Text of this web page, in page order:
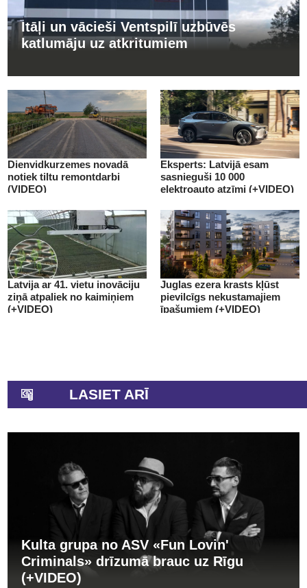
Itāļi un vācieši Ventspilī uzbūvēs
katlumāju uz atkritumiem
Dienvidkurzemes novadā
notiek tiltu remontdarbi
(VIDEO)
Eksperts: Latvijā esam
sasnieguši 10 000
elektroauto atzīmi (+VIDEO)
Latvija ar 41. vietu inovāciju
ziņā atpaliek no kaimiņiem
(+VIDEO)
Juglas ezera krasts kļūst
pievilcīgs nekustamajiem
īpašumiem (+VIDEO)
LASIET ARĪ
Kulta grupa no ASV «Fun Lovin'
Criminals» drīzumā brauc uz Rīgu
(+VIDEO)